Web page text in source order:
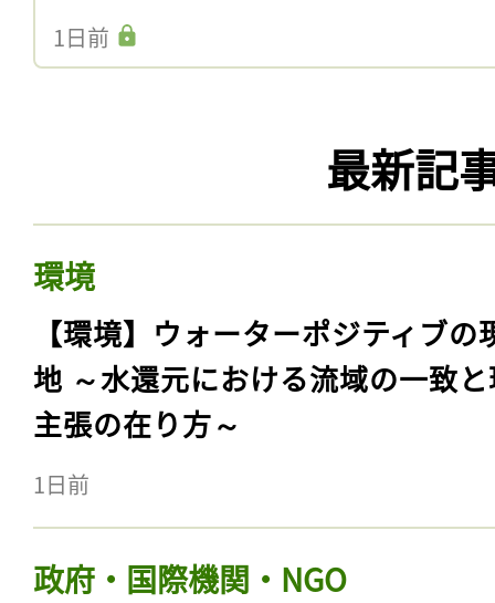
1日前
最新記
環境
【環境】ウォーターポジティブの
地 ～水還元における流域の一致
主張の在り方～
1日前
政府・国際機関・NGO